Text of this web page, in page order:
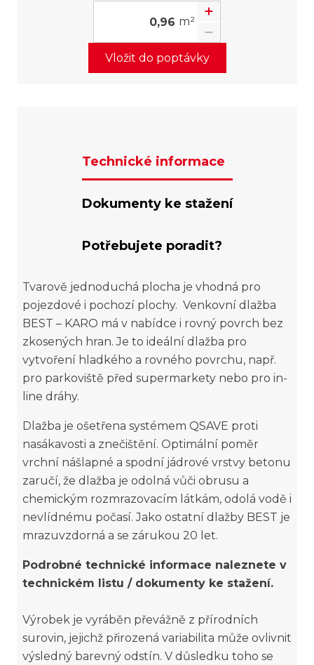
m²
Vložit do poptávky
Technické informace
Dokumenty ke stažení
Potřebujete poradit?
Tvarově jednoduchá plocha je vhodná pro
pojezdové i pochozí plochy. Venkovní dlažba
BEST – KARO má v nabídce i rovný povrch bez
zkosených hran. Je to ideální dlažba pro
vytvoření hladkého a rovného povrchu, např.
pro parkoviště před supermarkety nebo pro in-
line dráhy.
Dlažba je ošetřena systémem QSAVE proti
nasákavosti a znečištění. Optimální poměr
vrchní nášlapné a spodní jádrové vrstvy betonu
zaručí, že dlažba je odolná vůči obrusu a
chemickým rozmrazovacím látkám, odolá vodě i
nevlídnému počasí. Jako ostatní dlažby BEST je
mrazuvzdorná a se zárukou 20 let.
Podrobné technické informace naleznete v
technickém listu / dokumenty ke stažení.
Výrobek je vyráběn převážně z přírodních
surovin, jejichž přirozená variabilita může ovlivnit
výsledný barevný odstín. V důsledku toho se